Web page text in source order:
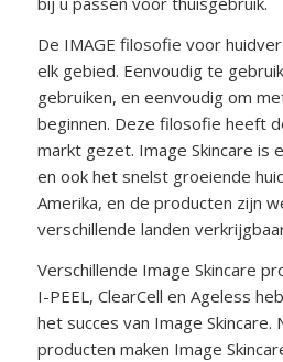
De IMAGE filosofie voor
elk gebied. Eenvoudig te
gebruiken, en eenvoudig om
beginnen. Deze filosofie heeft
markt gezet. Image Skincare is
en ook het snelst groeiende
Amerika, en de producten zijn
verschillende landen
Verschillende Image Skincare
I-PEEL, ClearCell en Ageless
het succes van Image Skincare.
producten maken Image